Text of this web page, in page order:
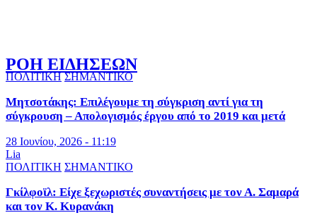
ΡΟΗ ΕΙΔΗΣΕΩΝ
ΠΟΛΙΤΙΚΗ ΣΗΜΑΝΤΙΚΟ
Μητσοτάκης: Επιλέγουμε τη σύγκριση αντί για τη
σύγκρουση – Απολογισμός έργου από το 2019 και μετά
28 Ιουνίου, 2026 - 11:19
Lia
ΠΟΛΙΤΙΚΗ ΣΗΜΑΝΤΙΚΟ
Γκίλφοϊλ: Είχε ξεχωριστές συναντήσεις με τον Α. Σαμαρά
και τον Κ. Κυρανάκη